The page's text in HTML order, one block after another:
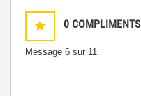
0 COMPLIMENTS
Message 6 sur 11